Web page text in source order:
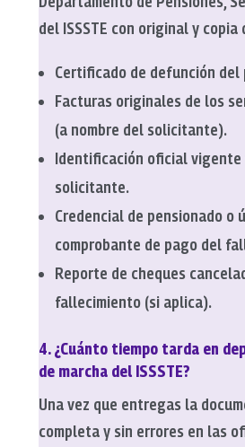
del ISSSTE con original y copia
Certificado de defunción del
Facturas originales de los
(a nombre del solicitante).
Identificación oficial vigente
solicitante.
Credencial de pensionado o
comprobante de pago del
Reporte de cheques
fallecimiento (si aplica).
4. ¿Cuánto tiempo tarda en
de marcha del ISSSTE?
Una vez que entregas la
completa y sin errores en las